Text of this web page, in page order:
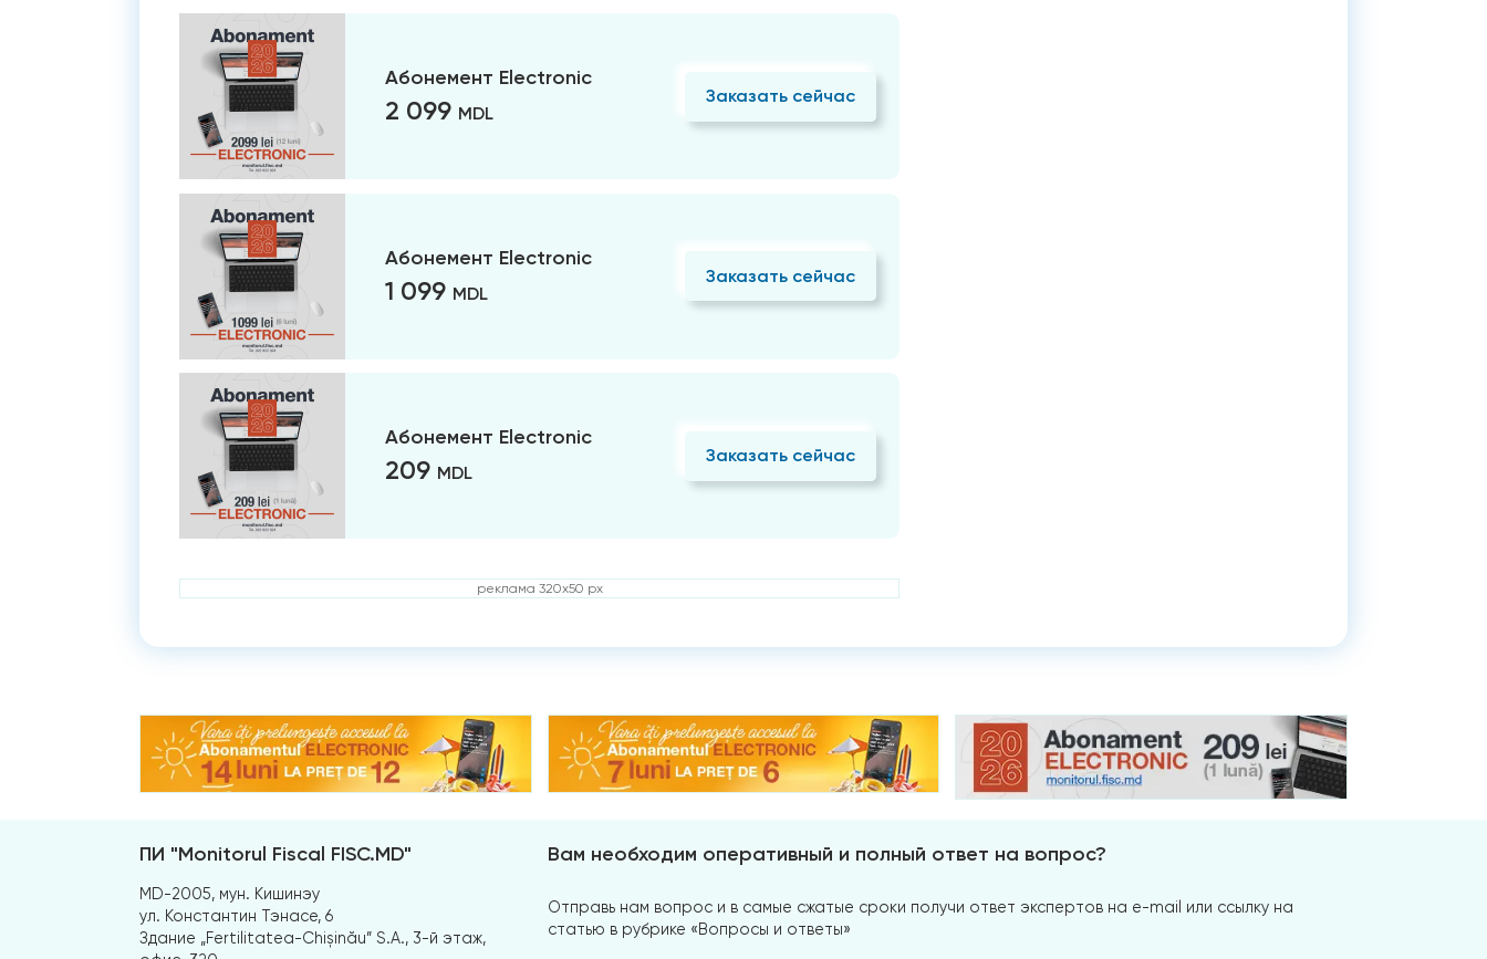
Абонемент Electronic
2 099 MDL
Заказать сейчас
Абонемент Electronic
1 099 MDL
Заказать сейчас
Абонемент Electronic
209 MDL
Заказать сейчас
реклама 320x50 px
ПИ "Monitorul Fiscal FISC.MD"
MD-2005, мун. Кишинэу
ул. Константин Тэнасе, 6
Здание „Fertilitatea-Chișinău” S.A., 3-й этаж,
Вам необходим оперативный и полный ответ на вопрос?
Отправь нам вопрос и в самые сжатые сроки получи ответ экспертов на e-mail или ссылку на
статью в рубрике «Вопросы и ответы»